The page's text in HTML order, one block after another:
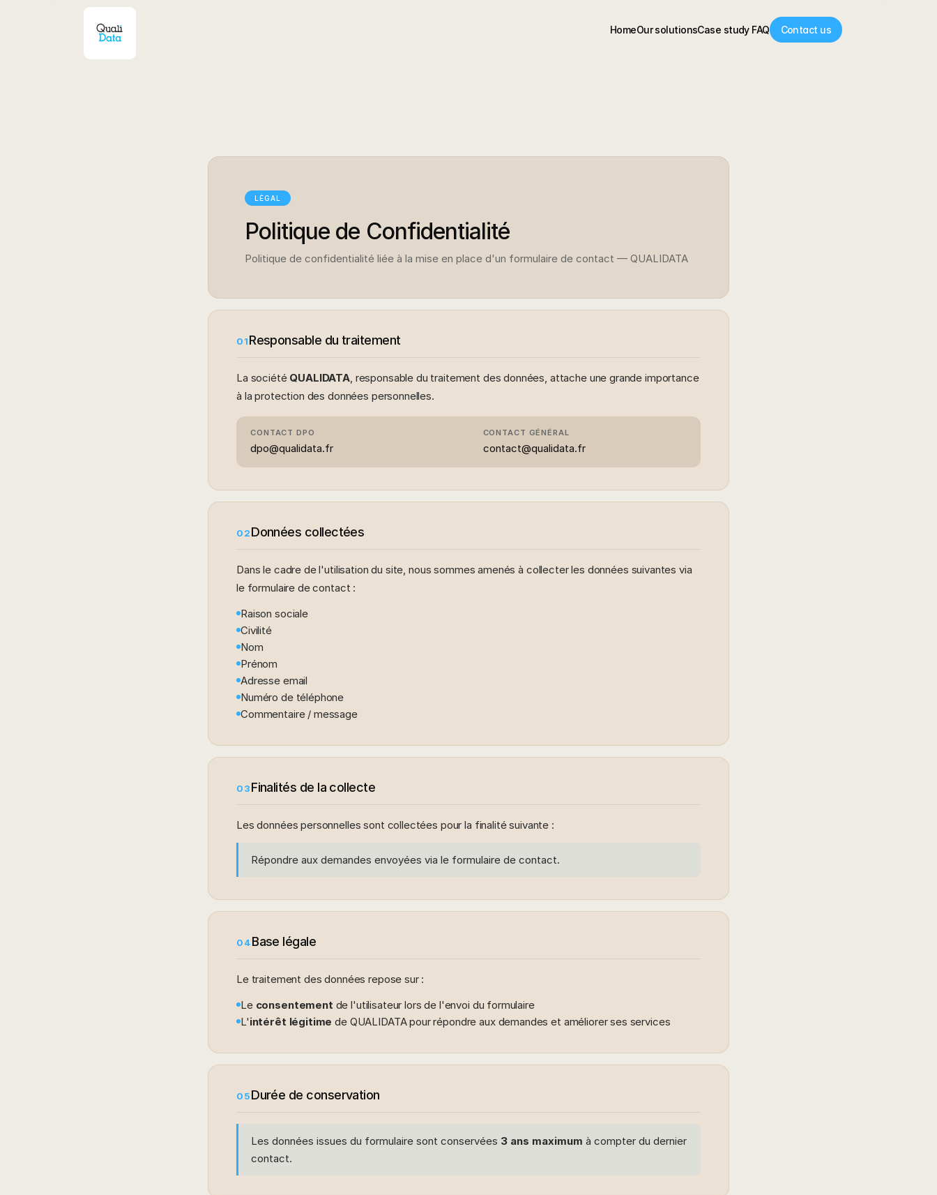
HomeOur solutionsCase study FAQ Contact us
LÉGAL
Politique de Confidentialité
Politique de confidentialité liée à la mise en place d'un formulaire de contact — QUALIDATA
01Responsable du traitement
La société QUALIDATA, responsable du traitement des données, attache une grande importance
à la protection des données personnelles.
CONTACT DPO
dpo@qualidata.fr
CONTACT GÉNÉRAL
contact@qualidata.fr
02Données collectées
Dans le cadre de l'utilisation du site, nous sommes amenés à collecter les données suivantes via
le formulaire de contact :
Raison sociale
Civilité
Nom
Prénom
Adresse email
Numéro de téléphone
Commentaire / message
03Finalités de la collecte
Les données personnelles sont collectées pour la finalité suivante :
Répondre aux demandes envoyées via le formulaire de contact.
04Base légale
Le traitement des données repose sur :
Le consentementde l'utilisateur lors de l'envoi du formulaire
L'intérêt légitime de QUALIDATA pour répondre aux demandes et améliorer ses services
05Durée de conservation
Les données issues du formulaire sont conservées 3 ans maximum à compter du dernier
contact.